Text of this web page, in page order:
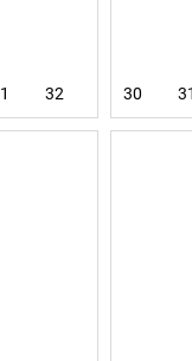
32 30 31